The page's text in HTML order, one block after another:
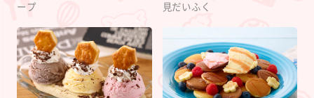
ープ
見だいふく